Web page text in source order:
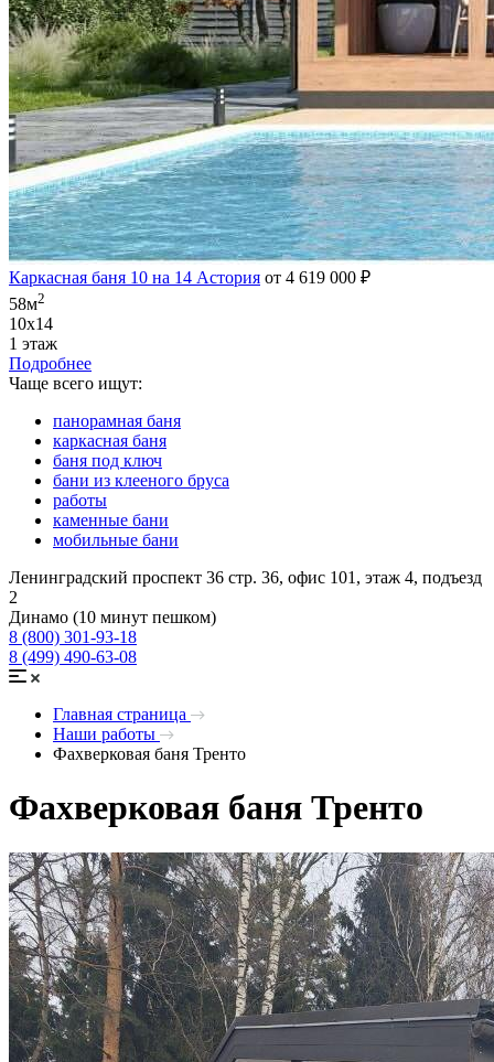
Каркасная баня 10 на 14 Астория от 4 619 000 ₽
58м2
10х14
1 этаж
Подробнее
Чаще всего ищут:
панорамная баня
каркасная баня
баня под ключ
бани из клееного бруса
работы
каменные бани
мобильные бани
Ленинградский проспект 36 стр. 36, офис 101, этаж 4, подъезд
2
Динамо (10 минут пешком)
8 (800) 301-93-18
8 (499) 490-63-08
Главная страница
Наши работы
Фахверковая баня Тренто
Фахверковая баня Тренто